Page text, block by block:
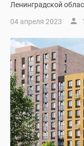
Ленинградской
04 апреля 2023